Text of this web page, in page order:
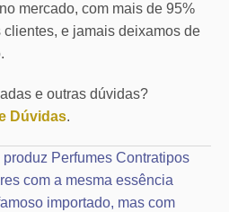
mercado, com mais de 95%
e jamais deixamos de
e outras dúvidas?
Dúvidas.
produz Perfumes Contratipos
com a mesma essência
importado, mas com